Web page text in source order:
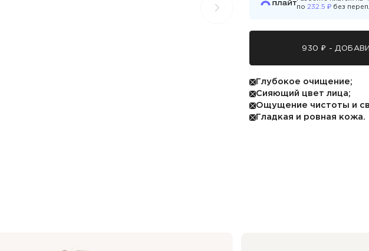
по232.5₽ без
930 ₽ -
Глубокое очищение;
Сияющий цвет лица;
Ощущение чистоты и
Гладкая и ровная кожа.